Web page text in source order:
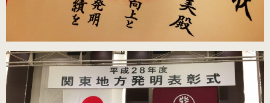
（21.0～22.0cm）数量限定商品
室内用ルームシューズ
（ヒール高2.5cm）